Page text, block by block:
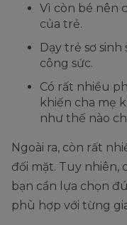
Vì còn bé nên
của trẻ.
Dạy trẻ sơ
công sức.
Có rất nhiều
khiến cha mẹ
như thế nào
Ngoài ra, còn rất
đối mặt. Tuy nhiên,
bạn cần lựa chọn
phù hợp với từng